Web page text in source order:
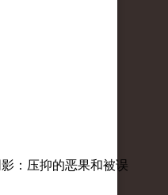
：压抑的恶果和被误